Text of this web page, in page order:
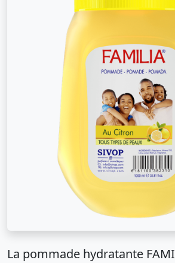
La pommade hydratante